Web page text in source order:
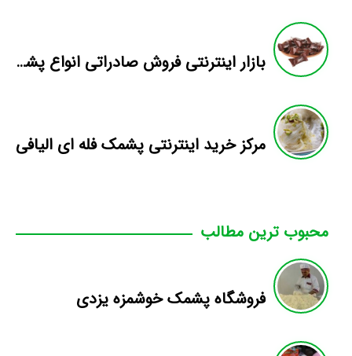
بازار اینترنتی فروش صادراتی انواع پشمک الیافی/شکلاتی
مرکز خرید اینترنتی پشمک فله ای الیافی
محبوب ترین مطالب
فروشگاه پشمک خوشمزه یزدی